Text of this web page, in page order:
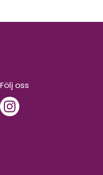
Följ oss